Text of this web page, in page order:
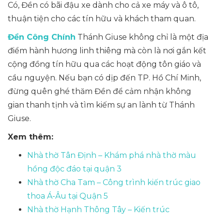
Có, Đền có bãi đậu xe dành cho cả xe máy và ô tô,
thuận tiện cho các tín hữu và khách tham quan.
Đền Công Chính Thánh Giuse không chỉ là một địa
điểm hành hương linh thiêng mà còn là nơi gắn kết
cộng đồng tín hữu qua các hoạt động tôn giáo và
cầu nguyện. Nếu bạn có dịp đến TP. Hồ Chí Minh,
đừng quên ghé thăm Đền để cảm nhận không
gian thanh tịnh và tìm kiếm sự an lành từ Thánh
Giuse.
Xem thêm:
Nhà thờ Tân Định – Khám phá nhà thờ màu
hồng độc đáo tại quận 3
Nhà thờ Cha Tam – Công trình kiến trúc giao
thoa Á-Âu tại Quận 5
Nhà thờ Hạnh Thông Tây – Kiến trúc